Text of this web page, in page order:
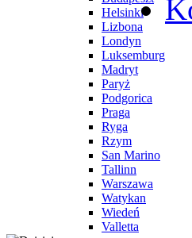
Helsinki
Lizbona
Londyn
Luksemburg
Madryt
Paryż
Podgorica
Praga
Ryga
Rzym
San Marino
Tallinn
Warszawa
Watykan
Wiedeń
Valletta